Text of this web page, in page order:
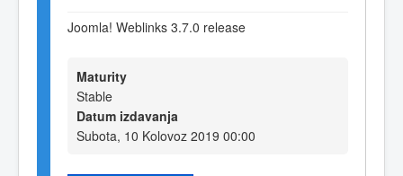
Joomla! Weblinks 3.7.0 release
Maturity
Stable
Datum izdavanja
Subota, 10 Kolovoz 2019 00:00